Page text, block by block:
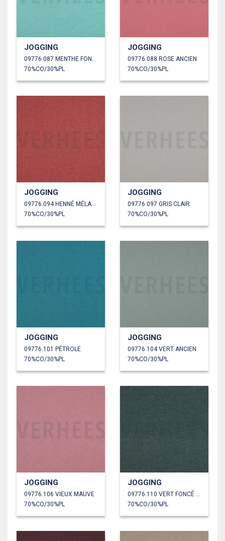
JOGGING
70%CO/30%PL
JOGGING
09776.088 ROSE ANCIEN
70%CO/30%PL
JOGGING
70%CO/30%PL
JOGGING
09776.097 GRIS CLAIR
70%CO/30%PL
JOGGING
09776.101 PÉTROLE
70%CO/30%PL
JOGGING
09776.104 VERT ANCIEN
70%CO/30%PL
JOGGING
09776.106 VIEUX MAUVE
70%CO/30%PL
JOGGING
70%CO/30%PL